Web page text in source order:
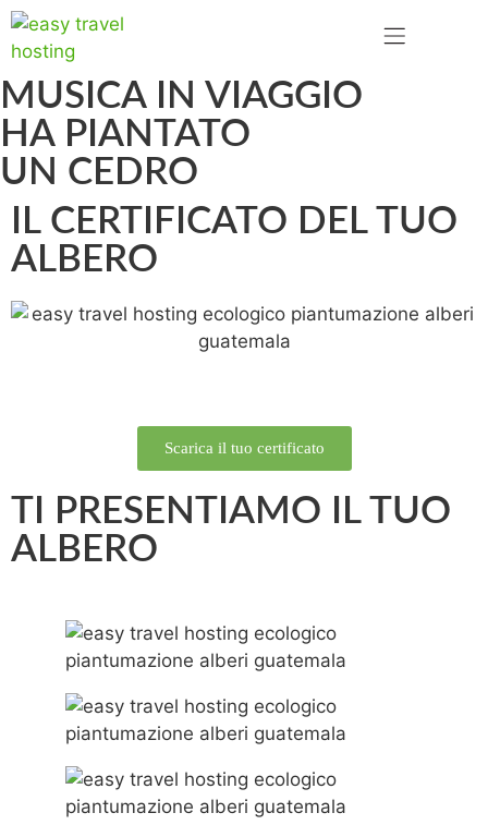
MUSICA IN VIAGGIO
HA PIANTATO
UN CEDRO
IL CERTIFICATO DEL TUO
ALBERO
Scarica il tuo certificato
TI PRESENTIAMO IL TUO
ALBERO